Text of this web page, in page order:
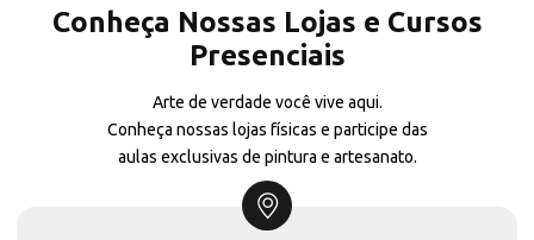
Conheça Nossas Lojas e Cursos
Presenciais
Arte de verdade você vive aqui.
Conheça nossas lojas físicas e participe das
aulas exclusivas de pintura e artesanato.